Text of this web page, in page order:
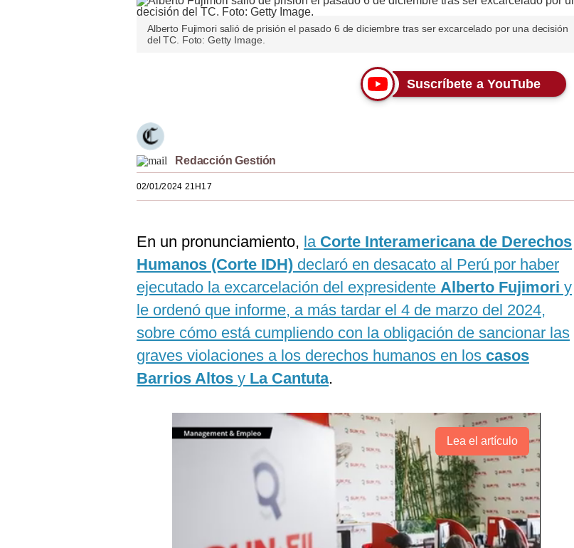
Alberto Fujimori salió de prisión el pasado 6 de diciembre tras ser excarcelado por una decisión
del TC. Foto: Getty Image.
Suscríbete a YouTube
Redacción Gestión
02/01/2024 21H17
En un pronunciamiento, la Corte Interamericana de Derechos
Humanos (Corte IDH) declaró en desacato al Perú por haber
ejecutado la excarcelación del expresidente Alberto Fujimori y
le ordenó que informe, a más tardar el 4 de marzo del 2024,
sobre cómo está cumpliendo con la obligación de sancionar las
graves violaciones a los derechos humanos en los casos
Barrios Altos y La Cantuta.
Lea el artículo